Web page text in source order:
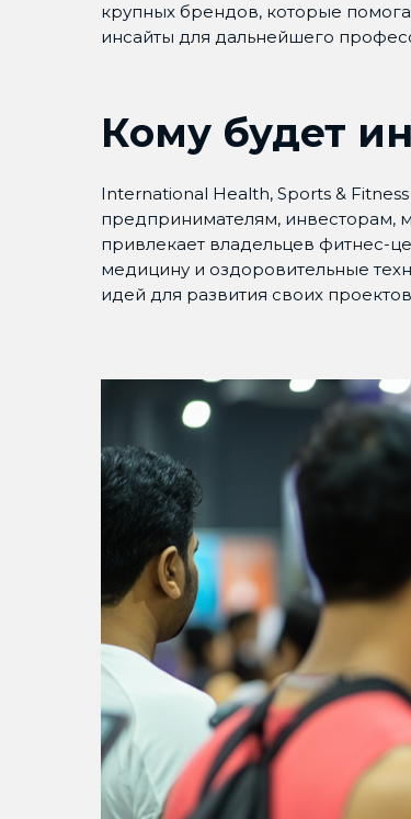
крупных брендов, которые
инсайты для дальнейшего
Кому будет
International Health, Sports &
предпринимателям, инвесторам,
привлекает владельцев фитнес-
медицину и оздоровительные
идей для развития своих